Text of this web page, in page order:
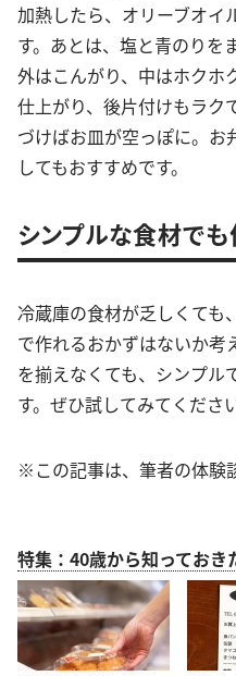
加熱したら、オリーブオイ
す。あとは、塩と青のりを
外はこんがり、中はホクホ
仕上がり、後片付けもラク
づけばお皿が空っぽに。お
してもおすすめです。
シンプルな食材で
冷蔵庫の食材が乏しくても
で作れるおかずはないか考
を揃えなくても、シンプル
す。ぜひ試してみてくださ
※この記事は、筆者の体験
特集：40歳から知っておき